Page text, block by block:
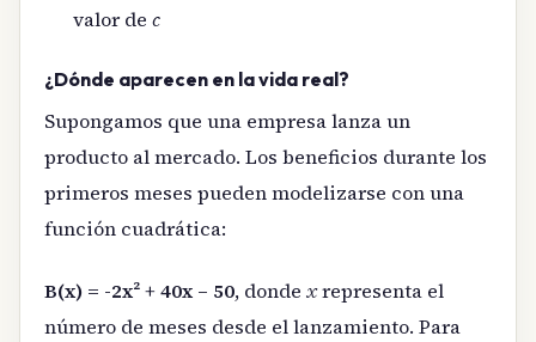
valor de c
¿Dónde aparecen en la vida real?
Supongamos que una empresa lanza un
producto al mercado. Los beneficios durante los
primeros meses pueden modelizarse con una
función cuadrática:
B(x) = -2x² + 40x – 50, donde xrepresenta el
número de meses desde el lanzamiento. Para